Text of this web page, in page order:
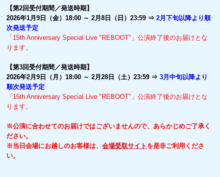
【第2回受付期間／発送時期】
2026年1月9日（金）18:00 ～ 2月8日（日）23:59 ⇒2月下旬以降より順
次発送予定
「15th Anniversary Special Live "REBOOT"」公演終了後のお届けとな
ります。
【第3回受付期間／発送時期】
2026年2月9日（月）18:00 ～ 2月28日（土）23:59 ⇒3月中旬以降より
順次発送予定
「15th Anniversary Special Live "REBOOT"」公演終了後のお届けとな
ります。
※公演に合わせてのお届けではございませんので、あらかじめご了承く
ださい。
※当日会場にお越しのお客様は、会場受取サイトを是非ご利用くださ
い。